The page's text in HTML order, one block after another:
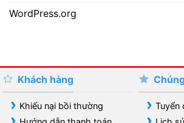
WordPress.org
Khách hàng
Khiếu nại bồi thường
Tuyển